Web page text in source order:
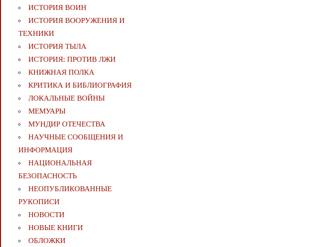
ИСТОРИЯ ВОИН
ИСТОРИЯ ВООРУЖЕНИЯ И
ТЕХНИКИ
ИСТОРИЯ ТЫЛА
ИСТОРИЯ: ПРОТИВ ЛЖИ
КНИЖНАЯ ПОЛКА
КРИТИКА И БИБЛИОГРАФИЯ
ЛОКАЛЬНЫЕ ВОЙНЫ
МЕМУАРЫ
МУНДИР ОТЕЧЕСТВА
НАУЧНЫЕ СООБЩЕНИЯ И
ИНФОРМАЦИЯ
НАЦИОНАЛЬНАЯ
БЕЗОПАСНОСТЬ
НЕОПУБЛИКОВАННЫЕ
РУКОПИСИ
НОВОСТИ
НОВЫЕ КНИГИ
ОБЛОЖКИ